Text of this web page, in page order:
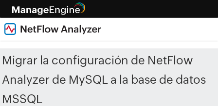
Migrar la configuración de NetFlow
Analyzer de MySQL a la base de datos
MSSQL